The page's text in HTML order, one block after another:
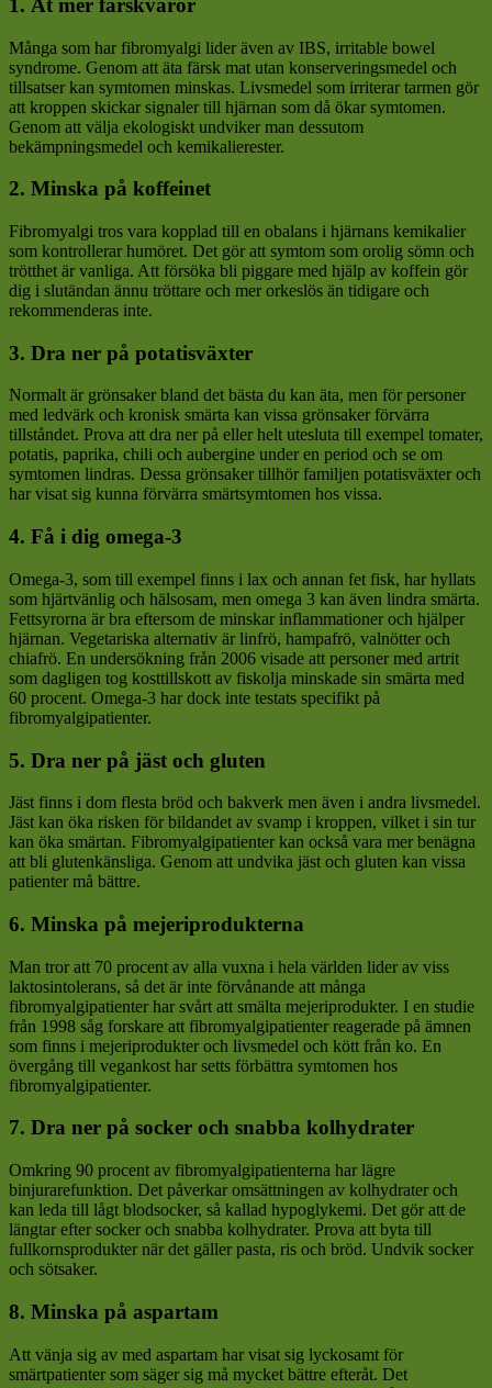
1. Ät mer färskvaror
Många som har fibromyalgi lider även av IBS, irritable bowel
syndrome. Genom att äta färsk mat utan konserveringsmedel och
tillsatser kan symtomen minskas. Livsmedel som irriterar tarmen gör
att kroppen skickar signaler till hjärnan som då ökar symtomen.
Genom att välja ekologiskt undviker man dessutom
bekämpningsmedel och kemikalierester.
2. Minska på koffeinet
Fibromyalgi tros vara kopplad till en obalans i hjärnans kemikalier
som kontrollerar humöret. Det gör att symtom som orolig sömn och
trötthet är vanliga. Att försöka bli piggare med hjälp av koffein gör
dig i slutändan ännu tröttare och mer orkeslös än tidigare och
rekommenderas inte.
3. Dra ner på potatisväxter
Normalt är grönsaker bland det bästa du kan äta, men för personer
med ledvärk och kronisk smärta kan vissa grönsaker förvärra
tillståndet. Prova att dra ner på eller helt utesluta till exempel tomater,
potatis, paprika, chili och aubergine under en period och se om
symtomen lindras. Dessa grönsaker tillhör familjen potatisväxter och
har visat sig kunna förvärra smärtsymtomen hos vissa.
4. Få i dig omega-3
Omega-3, som till exempel finns i lax och annan fet fisk, har hyllats
som hjärtvänlig och hälsosam, men omega 3 kan även lindra smärta.
Fettsyrorna är bra eftersom de minskar inflammationer och hjälper
hjärnan. Vegetariska alternativ är linfrö, hampafrö, valnötter och
chiafrö. En undersökning från 2006 visade att personer med artrit
som dagligen tog kosttillskott av fiskolja minskade sin smärta med
60 procent. Omega-3 har dock inte testats specifikt på
fibromyalgipatienter.
5. Dra ner på jäst och gluten
Jäst finns i dom flesta bröd och bakverk men även i andra livsmedel.
Jäst kan öka risken för bildandet av svamp i kroppen, vilket i sin tur
kan öka smärtan. Fibromyalgipatienter kan också vara mer benägna
att bli glutenkänsliga. Genom att undvika jäst och gluten kan vissa
patienter må bättre.
6. Minska på mejeriprodukterna
Man tror att 70 procent av alla vuxna i hela världen lider av viss
laktosintolerans, så det är inte förvånande att många
fibromyalgipatienter har svårt att smälta mejeriprodukter. I en studie
från 1998 såg forskare att fibromyalgipatienter reagerade på ämnen
som finns i mejeriprodukter och livsmedel och kött från ko. En
övergång till vegankost har setts förbättra symtomen hos
fibromyalgipatienter.
7. Dra ner på socker och snabba kolhydrater
Omkring 90 procent av fibromyalgipatienterna har lägre
binjurarefunktion. Det påverkar omsättningen av kolhydrater och
kan leda till lågt blodsocker, så kallad hypoglykemi. Det gör att de
längtar efter socker och snabba kolhydrater. Prova att byta till
fullkornsprodukter när det gäller pasta, ris och bröd. Undvik socker
och sötsaker.
8. Minska på aspartam
Att vänja sig av med aspartam har visat sig lyckosamt för
smärtpatienter som säger sig må mycket bättre efteråt. Det